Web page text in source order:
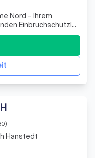
Nord – Ihrem
Einbruchschutz!
Zutritt zu Ihrem
wie möglich zu
Hanstedt